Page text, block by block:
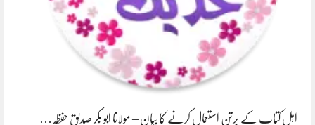
اہل کتاب کے برتن استعمال کرنے کا بیان – مولانا ابو بکر صدیق حفظہ…